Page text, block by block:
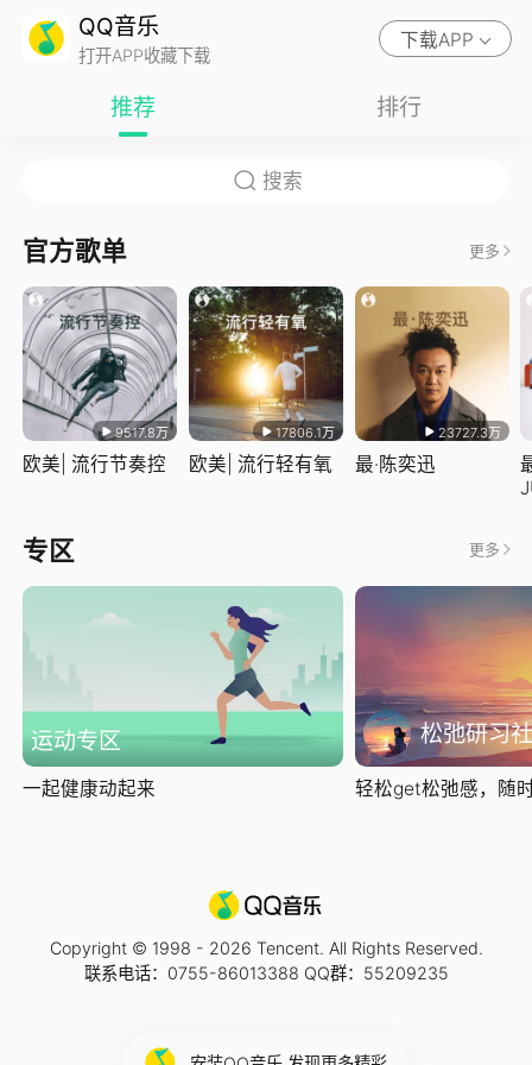
QQ音乐
打开APP收藏下载
下载APP
推荐 排行
官方歌单 更多
9517.8万
欧美| 流行节奏控
17806.1万
欧美| 流行轻有氧
23727.3万
最·陈奕迅
专区 更多
运动专区
一起健康动起来
松弛研习社
轻松get松弛感，随
Copyright © 1998 - 2026 Tencent. All Rights Reserved.
联系电话：0755-86013388 QQ群：55209235